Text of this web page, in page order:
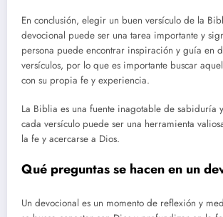
En conclusión, elegir un buen versículo de la
devocional puede ser una tarea importante y
persona puede encontrar inspiración y guía en
versículos, por lo que es importante buscar
con su propia fe y experiencia.
La Biblia es una fuente inagotable de sabiduría
cada versículo puede ser una herramienta
la fe y acercarse a Dios.
Qué preguntas se hacen en un
Un devocional es un momento de reflexión y